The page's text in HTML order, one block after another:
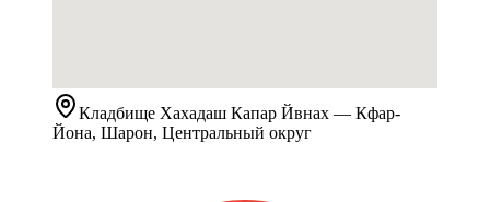
Кладбище Хахадаш Капар Йвнах — Кфар-
Йона, Шарон, Центральный округ